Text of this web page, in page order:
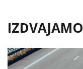
IZDVAJAMO